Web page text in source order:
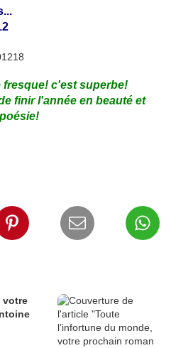
fresque! c'est superbe!
finir l'année en beauté et
votre